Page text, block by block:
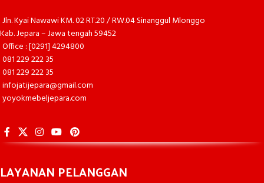
Jln. Kyai Nawawi KM. 02 RT.20 / RW.04 Sinanggul Mlonggo
Kab. Jepara – Jawa tengah 59452
Office : [0291] 4294800
081 229 222 35
081 229 222 35
infojatijepara@gmail.com
yoyokmebeljepara.com
LAYANAN PELANGGAN